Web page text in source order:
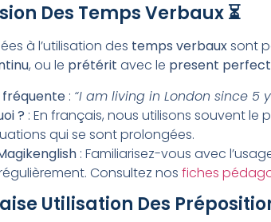
Des Temps Verbaux ⏳
à l’utilisation des temps verbauxsont
, ou le prétérit avec le present perfect
fréquente : “I am living in London since 5
? : En français, nous utilisons souvent le
qui se sont prolongées.
: Familiarisez-vous avec
Consultez nos fiches
Utilisation Des